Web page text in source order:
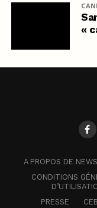
«
A PROPOS DE
CONDITIONS
PRESSE